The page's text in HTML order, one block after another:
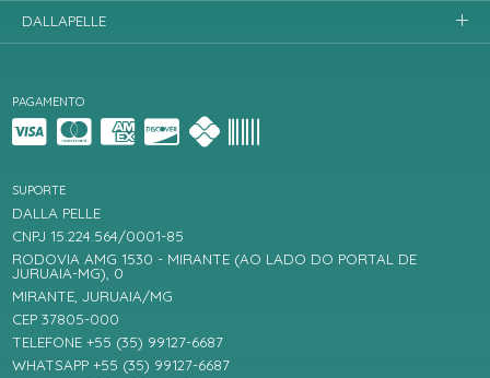
PAGAMENTO
SUPORTE
DALLA PELLE
CNPJ 15.224.564/0001-85
RODOVIA AMG 1530 - MIRANTE (AO LADO DO PORTAL DE
JURUAIA-MG), 0
MIRANTE, JURUAIA/MG
CEP 37805-000
TELEFONE +55 (35) 99127-6687
WHATSAPP +55 (35) 99127-6687
DALLAPELLE